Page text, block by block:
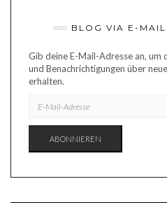
BLOG VIA E-
Gib deine E-Mail-Adresse an, um
und Benachrichtigungen über
erhalten.
MAIL-
ABONNIEREN